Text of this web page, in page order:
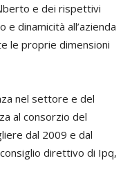
e dei rispettivi
e dinamicità all’azienda
le proprie dimensioni
nel settore e del
al consorzio del
dal 2009 e dal
direttivo di Ipq,